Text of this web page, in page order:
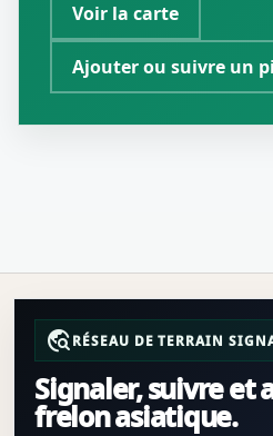
Voir la carte
Ajouter ou suivre un
travel_exploreRÉSEAU DE TERRAIN
Signaler, suivre et
frelon asiatique.